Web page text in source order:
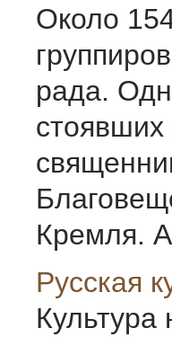
Около
рада.
Кремля.
Русская
Культура